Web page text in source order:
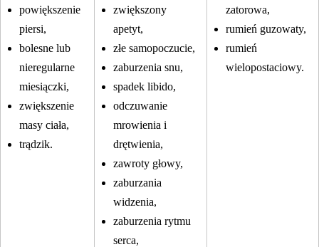
powiększenie
piersi,
bolesne lub
nieregularne
miesiączki,
zwiększenie
masy ciała,
trądzik.
zwiększony
apetyt,
złe samopoczucie,
zaburzenia snu,
spadek libido,
odczuwanie
mrowienia i
drętwienia,
zawroty głowy,
zaburzania
widzenia,
zaburzenia rytmu
serca,
zatorowa,
rumień guzowaty,
rumień
wielopostaciowy.